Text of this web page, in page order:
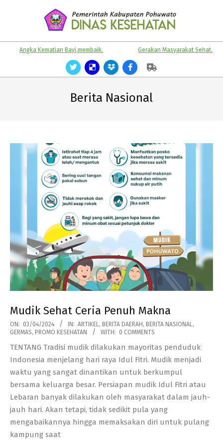
KABUPATEN
POHUWATO
Primary Bayi,membaik. Gerakan Masyarakat Sehat.
Berita Nasional
Mudik Sehat Ceria Penuh Makna
2024-
04-
03
ON: 03/04/2024 IN: ARTIKEL , BERITA DAERAH, BERITA NASIONAL ,
GERMAS, PROMO KESEHATAN WITH: 0 COMMENTS
TENTANG Tradisi mudik dilakukan mayoritas penduduk
Indonesia menjelang hari raya Idul Fitri. Mudik menjadi
waktu yang sangat dinantikan untuk berkumpul
bersama keluarga besar. Persiapan mudik Idul Fitri atau
Lebaran banyak dilakukan oleh masyarakat dalam jauh-
jauh hari. Akan tetapi, tidak sedikit pula yang
mengabaikannya hingga memaksakan diri untuk pulang
kampung saat